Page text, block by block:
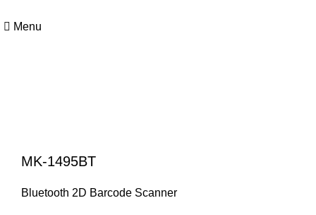
Menu
MK-1495BT
Bluetooth 2D Barcode Scanner